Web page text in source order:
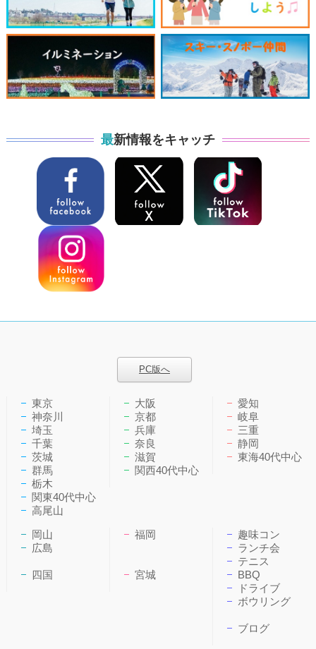
最新情報をキャッチ
PC版へ
東京
神奈川
埼玉
千葉
茨城
群馬
栃木
関東40代中心
高尾山
大阪
京都
兵庫
奈良
滋賀
関西40代中心
愛知
岐阜
三重
静岡
東海40代中心
岡山
広島
四国
福岡
宮城
趣味コン
ランチ会
テニス
BBQ
ドライブ
ボウリング
ブログ